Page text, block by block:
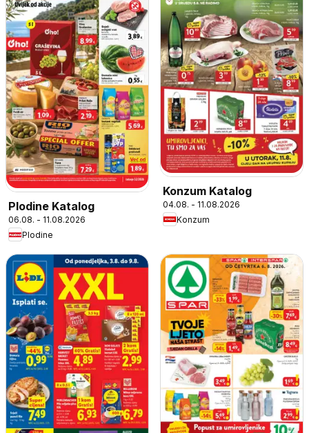
Plodine Katalog
06.08. - 11.08.2026
Plodine
Konzum Katalog
04.08. - 11.08.2026
Konzum